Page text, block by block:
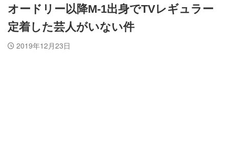
オードリー以降M-1出身でTVレギュラー
定着した芸人がいない件
2019年12月23日